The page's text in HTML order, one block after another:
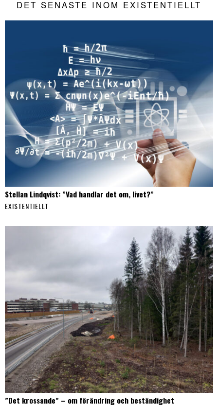
DET SENASTE INOM EXISTENTIELLT
Stellan Lindqvist: ”Vad handlar det om, livet?”
EXISTENTIELLT
”Det krossande” – om förändring och beständighet